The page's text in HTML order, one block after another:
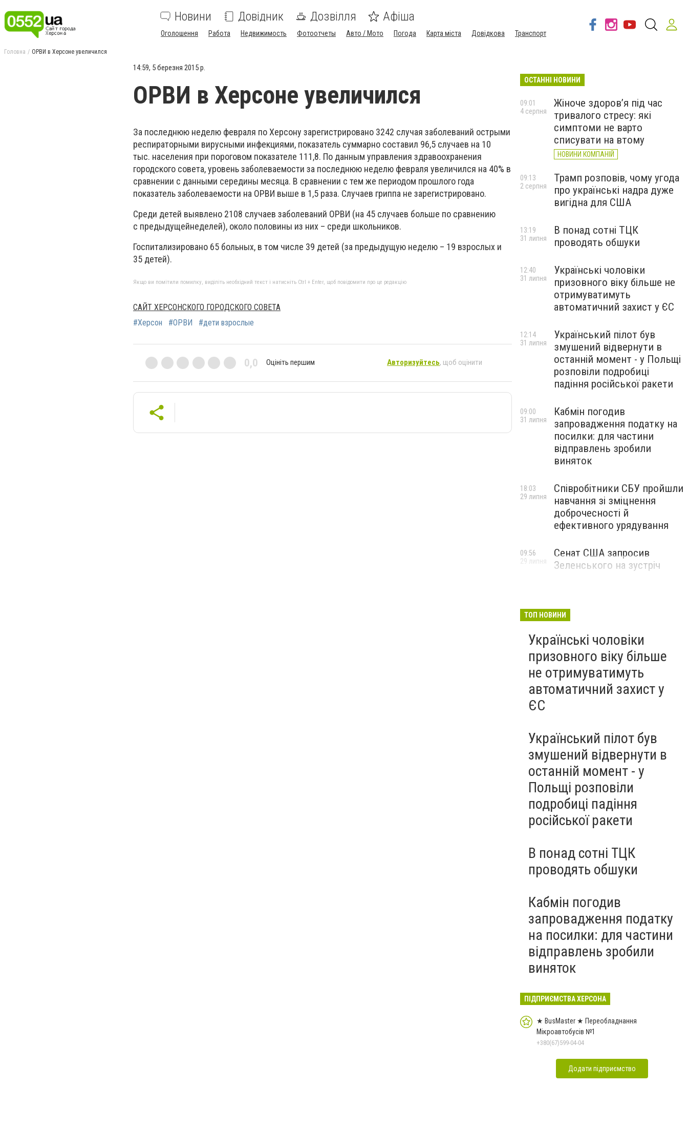
Новини Довідник Дозвілля Афіша
Оголошення Работа Недвижимость Фотоотчеты Авто / Мото Погода Карта міста Довідкова Транспорт
Головна ОРВИ в Херсоне увеличился
14:59, 5 березня 2015 р.
ОРВИ в Херсоне увеличился
За последнюю неделю февраля по Херсону зарегистрировано 3242 случая заболеваний острыми
респираторными вирусными инфекциями, показатель суммарно составил 96,5 случаев на 10
тыс. населения при пороговом показателе 111,8. По данным управления здравоохранения
городского совета, уровень заболеваемости за последнюю неделю февраля увеличился на 40% в
сравнении с данными середины месяца. В сравнении с тем же периодом прошлого года
показатель заболеваемости на ОРВИ выше в 1,5 раза. Случаев гриппа не зарегистрировано.
Среди детей выявлено 2108 случаев заболеваний ОРВИ (на 45 случаев больше по сравнению
с предыдущейнеделей), около половины из них – среди школьников.
Госпитализировано 65 больных, в том числе 39 детей (за предыдущую неделю – 19 взрослых и
35 детей).
Якщо ви помітили помилку, виділіть необхідний текст і натисніть Ctrl + Enter, щоб повідомити про це редакцію
САЙТ ХЕРСОНСКОГО ГОРОДСКОГО СОВЕТА
#Херсон
#ОРВИ #дети взрослые
0,0 Оцініть першим Авторизуйтесь, щоб оцінити
ОСТАННІ НОВИНИ
Жіноче здоров’я під час
тривалого стресу: які
симптоми не варто
списувати на втому
НОВИНИ КОМПАНІЙ
09:01
4 серпня
Трамп розповів, чому угода
про українські надра дуже
вигідна для США
09:13
2 серпня
В понад сотні ТЦК
проводять обшуки
13:19
31 липня
Українські чоловіки
призовного віку більше не
отримуватимуть
автоматичний захист у ЄС
12:40
31 липня
Український пілот був
змушений відвернути в
останній момент - у Польщі
розповіли подробиці
падіння російської ракети
12:14
31 липня
Кабмін погодив
запровадження податку на
посилки: для частини
відправлень зробили
виняток
09:00
31 липня
Співробітники СБУ пройшли
навчання зі зміцнення
доброчесності й
ефективного урядування
18:03
29 липня
Сенат США запросив
Зеленського на зустріч
09:56
29 липня
ТОП НОВИНИ
Українські чоловіки
призовного віку більше
не отримуватимуть
автоматичний захист у
ЄС
Український пілот був
змушений відвернути в
останній момент - у
Польщі розповіли
подробиці падіння
російської ракети
В понад сотні ТЦК
проводять обшуки
Кабмін погодив
запровадження податку
на посилки: для частини
відправлень зробили
виняток
ПІДПРИЄМСТВА ХЕРСОНА
★ BusMaster ★ Переобладнання
Мікроавтобусів №1
+380(67)599-04-04
Додати підприємство